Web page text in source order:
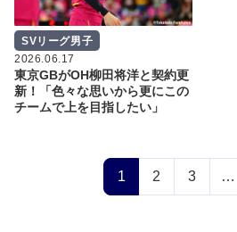
SVリーグ男子
2026.06.17
東京GBがOH柳田将洋と契約更
新！「色々な思いから更にこの
チームで上を目指したい」
1 2 3 …